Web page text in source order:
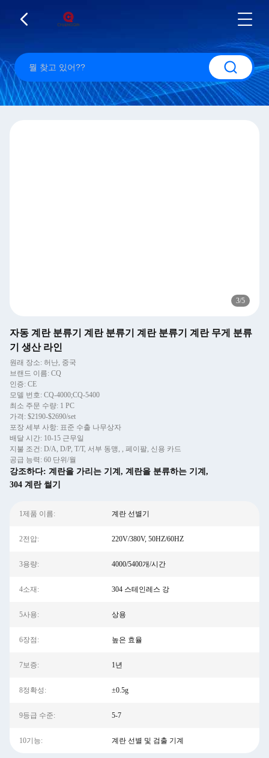
3/5
자동 계란 분류기 계란 분류기 계란 분류기 계란 무게 분류
기 생산 라인
원래 장소: 허난, 중국
브랜드 이름: CQ
인증: CE
모델 번호: CQ-4000;CQ-5400
최소 주문 수량: 1 PC
가격: $2190-$2690/set
포장 세부 사항: 표준 수출 나무상자
배달 시간: 10-15 근무일
지불 조건: D/A, D/P, T/T, 서부 동맹, , 페이팔, 신용 카드
공급 능력: 60 단위/월
강조하다: 계란을 가리는 기계 , 계란을 분류하는 기계 ,
304 계란 썰기
1제품 이름: 계란 선별기
2전압: 220V/380V, 50HZ/60HZ
3용량: 4000/5400개/시간
4소재: 304 스테인레스 강
5사용: 상용
6장점: 높은 효율
7보증: 1년
8정확성: ±0.5g
9등급 수준: 5-7
10기능: 계란 선별 및 검출 기계